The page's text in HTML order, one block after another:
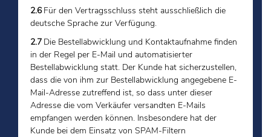
2.6Für den Vertragsschluss steht ausschließlich die
deutsche Sprache zur Verfügung.
2.7 Die Bestellabwicklung und Kontaktaufnahme finden
in der Regel per E-Mail und automatisierter
Bestellabwicklung statt. Der Kunde hat sicherzustellen,
dass die von ihm zur Bestellabwicklung angegebene E-
Mail-Adresse zutreffend ist, so dass unter dieser
Adresse die vom Verkäufer versandten E-Mails
empfangen werden können. Insbesondere hat der
Kunde bei dem Einsatz von SPAM-Filtern